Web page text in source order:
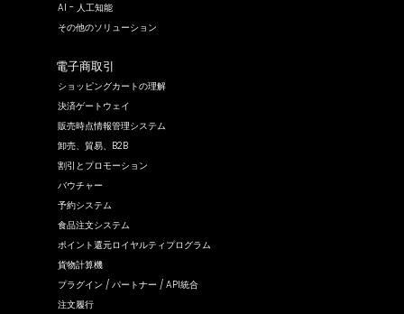
AI - 人工知能
その他のソリューション
電子商取引
ショッピングカートの理解
決済ゲートウェイ
販売時点情報管理システム
卸売、貿易、B2B
割引とプロモーション
バウチャー
予約システム
食品注文システム
ポイント還元ロイヤルティプログラム
貨物計算機
プラグイン / パートナー / API統合
注文履行